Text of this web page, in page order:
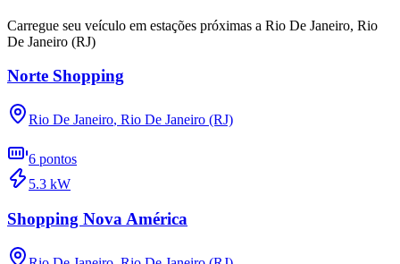
Carregue seu veículo em estações próximas a Rio De Janeiro, Rio
De Janeiro (RJ)
Norte Shopping
Rio De Janeiro, Rio De Janeiro (RJ)
6 pontos
5.3 kW
Shopping Nova América